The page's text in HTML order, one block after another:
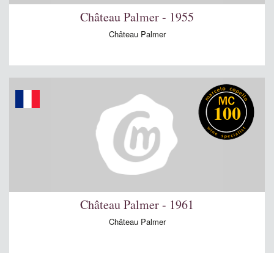
Château Palmer - 1955
Château Palmer
100
Château Palmer - 1961
Château Palmer